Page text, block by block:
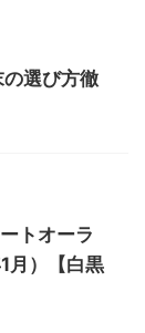
選び方徹
トオーラ
）【白黒